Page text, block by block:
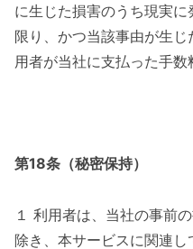
に生じた損害のうち現実
限り、かつ当該事由が生
用者が当社に支払った手数
第18条（秘密保持）
１ 利用者は、当社の事前
除き、本サービスに関連